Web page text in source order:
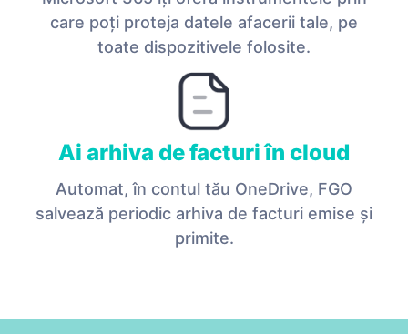
care poți proteja datele afacerii tale, pe
toate dispozitivele folosite.
Ai arhiva de facturi în cloud
Automat, în contul tău OneDrive, FGO
salvează periodic arhiva de facturi emise și
primite.